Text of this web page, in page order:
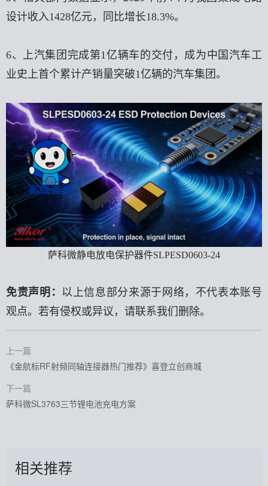
设计收入1428亿元，同比增长18.3%。
6、上汽集团完成第1亿辆车的交付，成为中国汽车工
业史上首个累计产销量突破1亿辆的汽车集团。
萨科微静电放电保护器件SLPESD0603-24
免责声明： 以上信息部分来源于网络，不代表本账号
观点。若有侵权或异议，请联系我们删除。
上一篇
《金航标RF射频同轴连接器热门推荐》喜登立创商城
下一篇
萨科微SL3763三节锂电池充电方案
相关推荐